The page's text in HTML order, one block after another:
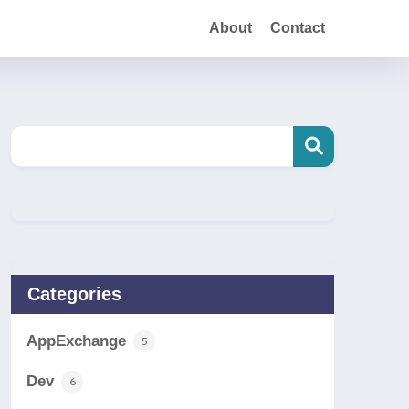
About Contact
Categories
AppExchange 5
Dev 6